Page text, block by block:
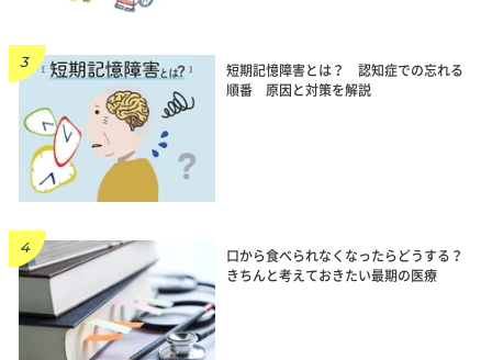
短期記憶障害とは？ 認知症での忘れる
順番 原因と対策を解説
口から食べられなくなったらどうする？
きちんと考えておきたい最期の医療